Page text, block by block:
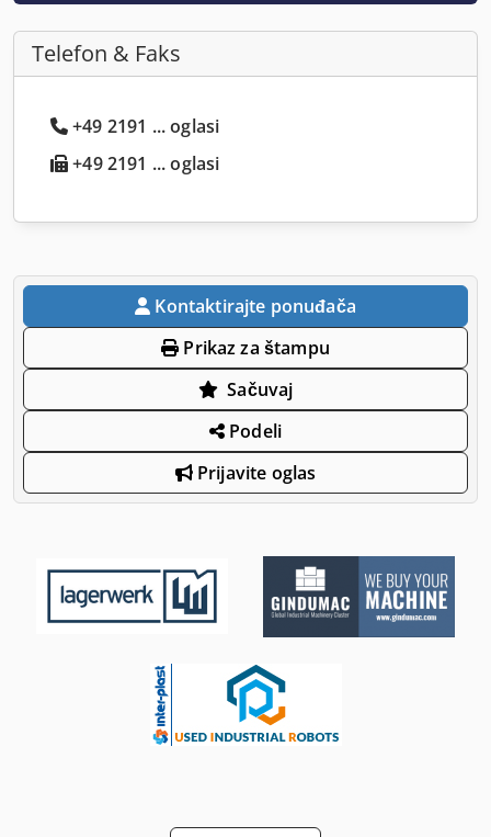
Telefon & Faks
+49 2191 ... oglasi
+49 2191 ... oglasi
Kontaktirajte ponuđača
Prikaz za štampu
Sačuvaj
Podeli
Prijavite oglas